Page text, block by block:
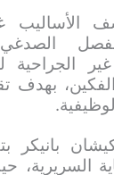
الأساليب
غير
بهدف
بانيكر
السريرية،